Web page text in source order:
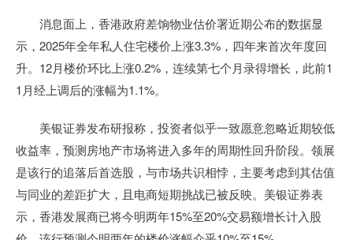
消息面上，香港政府差饷物业估价署近期公布的数据显
示，2025年全年私人住宅楼价上涨3.3%，四年来首次年度回
升。12月楼价环比上涨0.2%，连续第七个月录得增长，此前1
1月经上调后的涨幅为1.1%。
美银证券发布研报称，投资者似乎一致愿意忽略近期较低
收益率，预测房地产市场将进入多年的周期性回升阶段。领展
是该行的追落后首选股，与市场共识相悖，主要考虑到其估值
与同业的差距扩大，且电商短期挑战已被反映。美银证券表
示，香港发展商已将今明两年15%至20%交易额增长计入股